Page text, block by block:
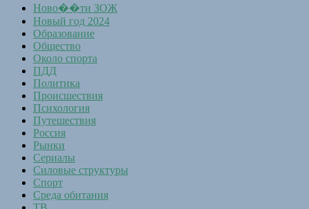
Ново��ти ЗОЖ
Новый год 2024
Образование
Общество
Около спорта
ПДД
Политика
Происшествия
Психология
Путешествия
Россия
Рынки
Сериалы
Силовые структуры
Спорт
Среда обитания